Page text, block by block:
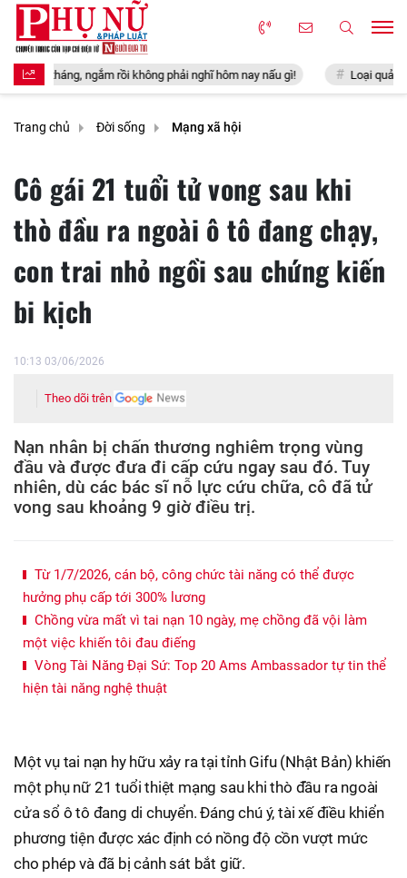
phải nghĩ hôm nay nấu gì! Loại quả đặc sản có ở Quảng Ninh giá
Trang chủ Đời sống Mạng xã hội
Cô gái 21 tuổi tử vong sau khi
thò đầu ra ngoài ô tô đang chạy,
con trai nhỏ ngồi sau chứng kiến
bi kịch
10:13 03/06/2026
Theo dõi trên
Nạn nhân bị chấn thương nghiêm trọng vùng
đầu và được đưa đi cấp cứu ngay sau đó. Tuy
nhiên, dù các bác sĩ nỗ lực cứu chữa, cô đã tử
vong sau khoảng 9 giờ điều trị.
Từ 1/7/2026, cán bộ, công chức tài năng có thể được
hưởng phụ cấp tới 300% lương
Chồng vừa mất vì tai nạn 10 ngày, mẹ chồng đã vội làm
một việc khiến tôi đau điếng
Vòng Tài Năng Đại Sứ: Top 20 Ams Ambassador tự tin thể
hiện tài năng nghệ thuật
Một vụ tai nạn hy hữu xảy ra tại tỉnh Gifu (Nhật Bản) khiến
một phụ nữ 21 tuổi thiệt mạng sau khi thò đầu ra ngoài
cửa sổ ô tô đang di chuyển. Đáng chú ý, tài xế điều khiển
phương tiện được xác định có nồng độ cồn vượt mức
cho phép và đã bị cảnh sát bắt giữ.